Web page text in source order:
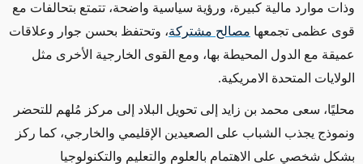
وذات موارد مالية كبيرة، ورؤية سياسية واضحة، تتمتع بتحالفات مع
قوى عظمى تجمعها مصالح مشتركة، وتحتفظ بحسن جوار وعلاقات
عميقة مع الدول المحيطة بها، ومع القوى الخارجية الأخرى مثل
الولايات المتحدة الامريكية.
محليًا، سعى محمد بن زايد إلى تحويل البلاد إلى مركز مُلهم للتحضر
ونموذج يجذب الشباب على الصعيدين الإقليمي والخارجي، كما ركز
بشكل شخصي على الاهتمام بالعلوم والتعليم والتكنولوجيا